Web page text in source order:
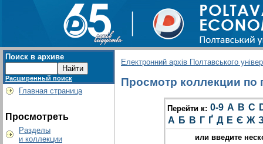
Поиск в архиве
Расширенный поиск
Главная страница
Просмотреть
Разделы
и коллекции
Електронний архів Полтавського
Просмотр коллекции по
Перейти к: 0-9 A B C
А Б В Г Ґ Д Е Є Ж
или введите